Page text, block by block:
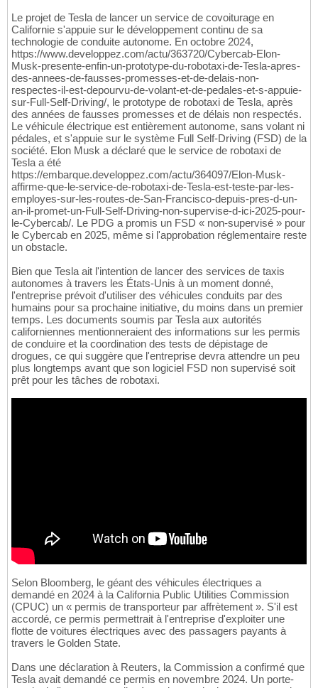
Le projet de Tesla de lancer un service de covoiturage en
Californie s'appuie sur le développement continu de sa
technologie de conduite autonome. En octobre 2024,
https://www.developpez.com/actu/363720/Cybercab-Elon-
Musk-presente-enfin-un-prototype-du-robotaxi-de-Tesla-apres-
des-annees-de-fausses-promesses-et-de-delais-non-
respectes-il-est-depourvu-de-volant-et-de-pedales-et-s-appuie-
sur-Full-Self-Driving/, le prototype de robotaxi de Tesla, après
des années de fausses promesses et de délais non respectés.
Le véhicule électrique est entièrement autonome, sans volant ni
pédales, et s'appuie sur le système Full Self-Driving (FSD) de la
société. Elon Musk a déclaré que le service de robotaxi de
Tesla a été
https://embarque.developpez.com/actu/364097/Elon-Musk-
affirme-que-le-service-de-robotaxi-de-Tesla-est-teste-par-les-
employes-sur-les-routes-de-San-Francisco-depuis-pres-d-un-
an-il-promet-un-Full-Self-Driving-non-supervise-d-ici-2025-pour-
le-Cybercab/. Le PDG a promis un FSD « non-supervisé » pour
le Cybercab en 2025, même si l'approbation réglementaire reste
un obstacle.
Bien que Tesla ait l'intention de lancer des services de taxis
autonomes à travers les États-Unis à un moment donné,
l'entreprise prévoit d'utiliser des véhicules conduits par des
humains pour sa prochaine initiative, du moins dans un premier
temps. Les documents soumis par Tesla aux autorités
californiennes mentionneraient des informations sur les permis
de conduire et la coordination des tests de dépistage de
drogues, ce qui suggère que l'entreprise devra attendre un peu
plus longtemps avant que son logiciel FSD non supervisé soit
prêt pour les tâches de robotaxi.
Selon Bloomberg, le géant des véhicules électriques a
demandé en 2024 à la California Public Utilities Commission
(CPUC) un « permis de transporteur par affrètement ». S'il est
accordé, ce permis permettrait à l'entreprise d'exploiter une
flotte de voitures électriques avec des passagers payants à
travers le Golden State.
Dans une déclaration à Reuters, la Commission a confirmé que
Tesla avait demandé ce permis en novembre 2024. Un porte-